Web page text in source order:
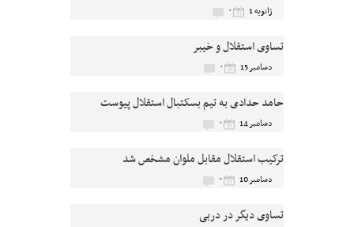
ژانویه 1 ۰
تساوی استقلال و خیبر
دسامبر 15 ۰
حامد حدادی به تیم بسکتبال استقلال پیوست
دسامبر 14 ۰
ترکیب استقلال مقابل ملوان مشخص شد
دسامبر 10 ۰
تساوی دیگر در دربی